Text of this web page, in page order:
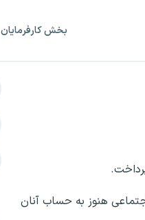
بخش کارفرمایان
هنوز به حساب آنان